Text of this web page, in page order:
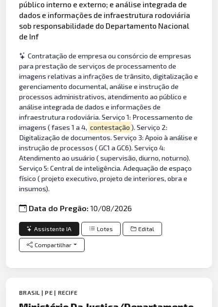
público interno e externo; e análise integrada de
dados e informações de infraestrutura rodoviária
sob responsabilidade do Departamento Nacional
de Inf
Contratação de empresa ou consórcio de empresas
para prestação de serviços de processamento de
imagens relativas a infrações de trânsito, digitalização e
gerenciamento documental, análise e instrução de
processos administrativos, atendimento ao público e
análise integrada de dados e informações de
infraestrutura rodoviária. Serviço 1: Processamento de
imagens ( fases 1 a 4, contestação ). Serviço 2:
Digitalização de documentos. Serviço 3: Apoio à análise e
instrução de processos ( GC1 a GC6). Serviço 4:
Atendimento ao usuário ( supervisão, diurno, noturno).
Serviço 5: Central de inteligência. Adequação de espaço
físico ( projeto executivo, projeto de interiores, obra e
insumos).
Data do Pregão:10/08/2026
Assistente IA Lotes Edital
Compartilhar
BRASIL | PE | RECIFE